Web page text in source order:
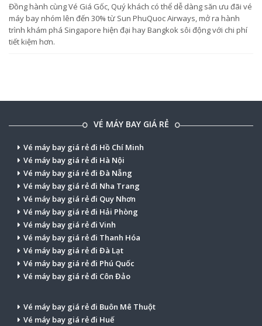
Đồng hành cùng Vé Giá Gốc, Quý khách có thể dễ dàng săn ưu đãi vé
máy bay nhóm lên đến 30% từ Sun PhuQuoc Airways, mở ra hành
trình khám phá Singapore hiện đại hay Bangkok sôi động với chi phí
tiết kiệm hơn.
VÉ MÁY BAY GIÁ RẺ
Vé máy bay giá rẻ đi Hồ Chí Minh
Vé máy bay giá rẻ đi Hà Nội
Vé máy bay giá rẻ đi Đà Nẵng
Vé máy bay giá rẻ đi Nha Trang
Vé máy bay giá rẻ đi Quy Nhơn
Vé máy bay giá rẻ đi Hải Phòng
Vé máy bay giá rẻ đi Vinh
Vé máy bay giá rẻ đi Thanh Hóa
Vé máy bay giá rẻ đi Đà Lạt
Vé máy bay giá rẻ đi Phú Quốc
Vé máy bay giá rẻ đi Côn Đảo
Vé máy bay giá rẻ đi Buôn Mê Thuột
Vé máy bay giá rẻ đi Huế